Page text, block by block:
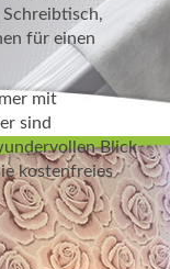
für einen
mit
sind
Blick
kostenfreies